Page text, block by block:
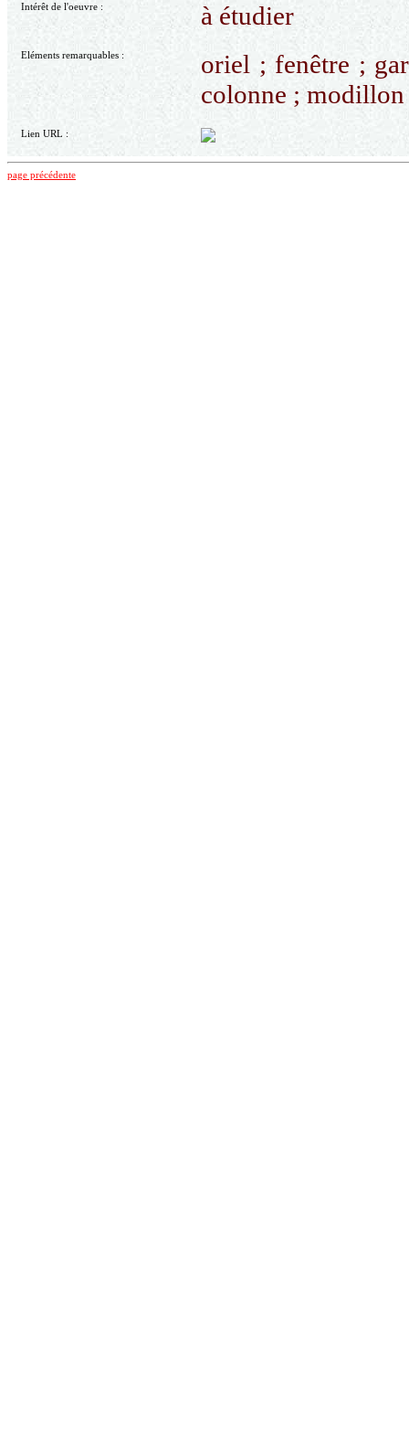
Intérêt de l'oeuvre : à étudier
Eléments remarquables :
oriel ; fenêtre ;
colonne ; modillon
Lien URL :
page précédente